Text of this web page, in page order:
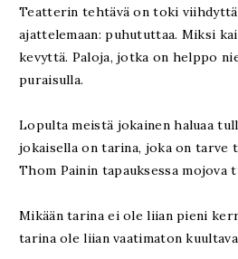
Teatterin tehtävä on toki
ajattelemaan: puhututtaa. Miksi
kevyttä. Paloja, jotka on helppo
puraisulla.
Lopulta meistä jokainen haluaa
jokaisella on tarina, joka on
Thom Painin tapauksessa mojova
Mikään tarina ei ole liian pieni
tarina ole liian vaatimaton